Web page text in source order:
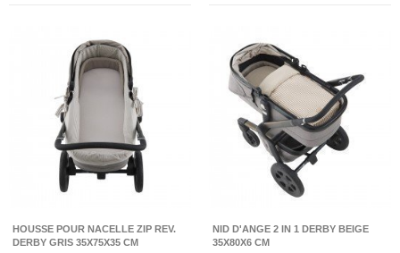
HOUSSE POUR NACELLE ZIP REV.
DERBY GRIS 35X75X35 CM
NID D'ANGE 2 IN 1 DERBY BEIGE
35X80X6 CM